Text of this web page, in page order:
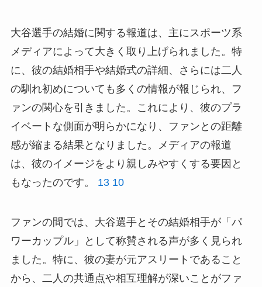
大谷選手の結婚に関する報道は、主にスポーツ系
メディアによって大きく取り上げられました。特
に、彼の結婚相手や結婚式の詳細、さらには二人
の馴れ初めについても多くの情報が報じられ、フ
ァンの関心を引きました。これにより、彼のプラ
イベートな側面が明らかになり、ファンとの距離
感が縮まる結果となりました。メディアの報道
は、彼のイメージをより親しみやすくする要因と
もなったのです。 13 10
ファンの間では、大谷選手とその結婚相手が「パ
ワーカップル」として称賛される声が多く見られ
ました。特に、彼の妻が元アスリートであること
から、二人の共通点や相互理解が深いことがファ